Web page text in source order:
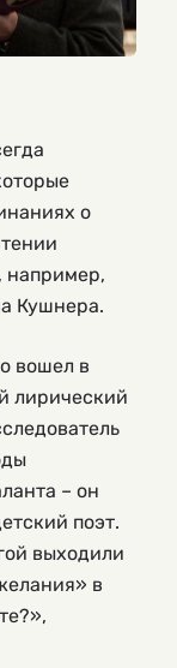
о
например,
Кушнера.
вошел в
лирический
– он
поэт.
выходили
в